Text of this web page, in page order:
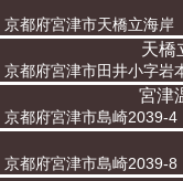
京都府宮津市天橋立海岸
天橋
京都府宮津市田井小字岩
宮津
京都府宮津市島崎2039-4
京都府宮津市島崎2039-8